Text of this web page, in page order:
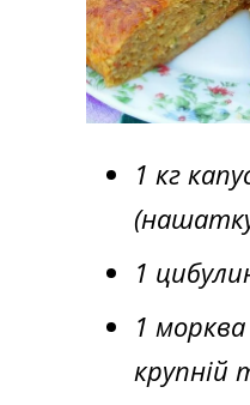
1 кг
1
1
крупній